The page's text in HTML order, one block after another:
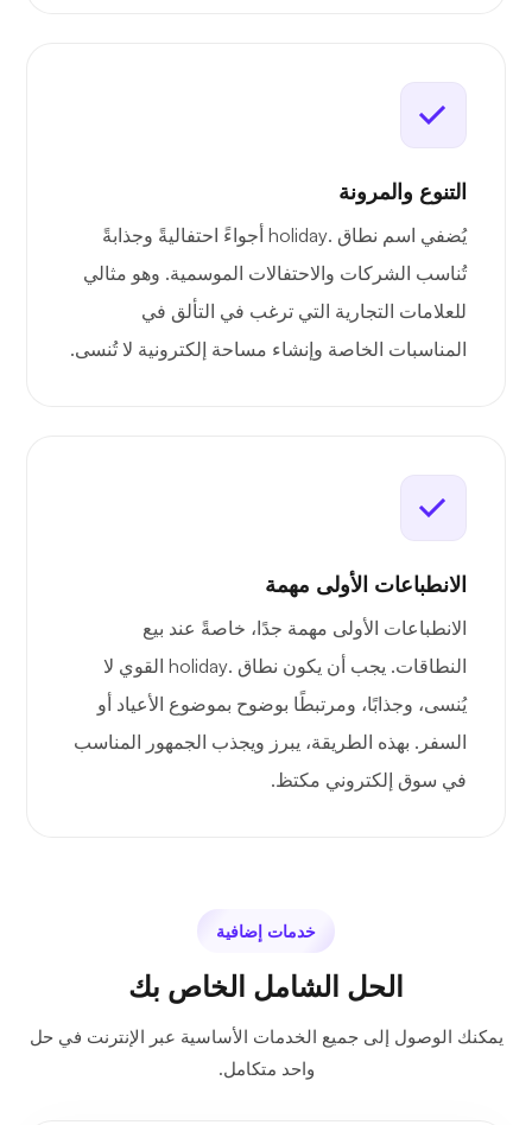
التنوع والمرونة
يُضفي اسم نطاق .holiday أجواءً احتفاليةً وجذابةً
تُناسب الشركات والاحتفالات الموسمية. وهو مثالي
للعلامات التجارية التي ترغب في التألق في
المناسبات الخاصة وإنشاء مساحة إلكترونية لا تُنسى.
الانطباعات الأولى مهمة
الانطباعات الأولى مهمة جدًا، خاصةً عند بيع
النطاقات. يجب أن يكون نطاق .holiday القوي لا
يُنسى، وجذابًا، ومرتبطًا بوضوح بموضوع الأعياد أو
السفر. بهذه الطريقة، يبرز ويجذب الجمهور المناسب
في سوق إلكتروني مكتظ.
خدمات إضافية
الحل الشامل الخاص بك
يمكنك الوصول إلى جميع الخدمات الأساسية عبر الإنترنت في حل
واحد متكامل.